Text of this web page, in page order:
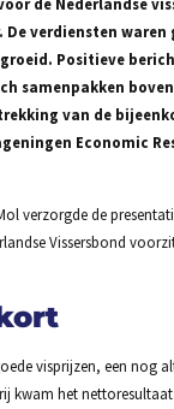
De verdiensten waren
Positieve
samenpakken
van de
Economic
verzorgde de
Vissersbond
visprijzen, een nog
kwam het